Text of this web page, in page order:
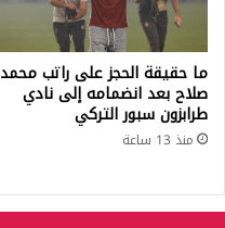
ما حقيقة الحجز على راتب محمد
صلاح بعد انضمامه إلى نادي
طرابزون سبور التركي
منذ 13 ساعة